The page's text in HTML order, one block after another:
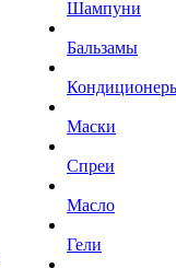
Шампуни
Бальзамы
Маски
Спреи
Масло
Гели